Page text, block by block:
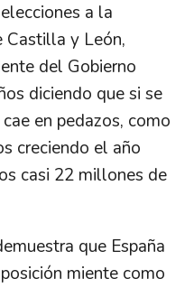
a la
Castilla y León,
del Gobierno
diciendo que si se
en pedazos, como
creciendo el año
casi 22 millones de
que España
miente como